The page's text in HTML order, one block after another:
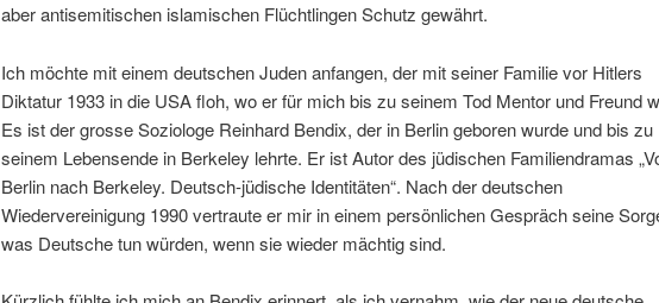
aber antisemitischen islamischen Flüchtlingen Schutz gewährt.
Ich möchte mit einem deutschen Juden anfangen, der mit seiner Familie vor Hitlers
Diktatur 1933 in die USA floh, wo er für mich bis zu seinem Tod Mentor und Freund
Es ist der grosse Soziologe Reinhard Bendix, der in Berlin geboren wurde und bis zu
seinem Lebensende in Berkeley lehrte. Er ist Autor des jüdischen Familiendramas
Berlin nach Berkeley. Deutsch-­jüdische Identitäten“. Nach der deutschen
Wiedervereinigung 1990 vertraute er mir in einem persönlichen Gespräch seine
was Deutsche tun würden, wenn sie wieder mächtig sind.